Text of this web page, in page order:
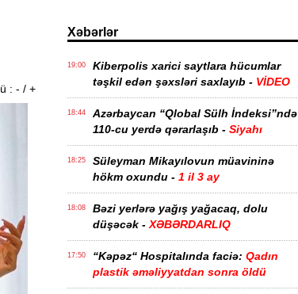
: - / +
Xəbərlər
19:00
Kiberpolis xarici saytlara hücumlar
təşkil edən şəxsləri saxlayıb - VİDEO
18:44
Azərbaycan “Qlobal Sülh İndeksi”ndə
110-cu yerdə qərarlaşıb - Siyahı
18:25
Süleyman Mikayılovun müavininə
hökm oxundu - 1 il 3 ay
18:08
Bəzi yerlərə yağış yağacaq, dolu
düşəcək - XƏBƏRDARLIQ
17:50 “Kəpəz“ Hospitalında faciə: Qadın
plastik əməliyyatdan sonra öldü